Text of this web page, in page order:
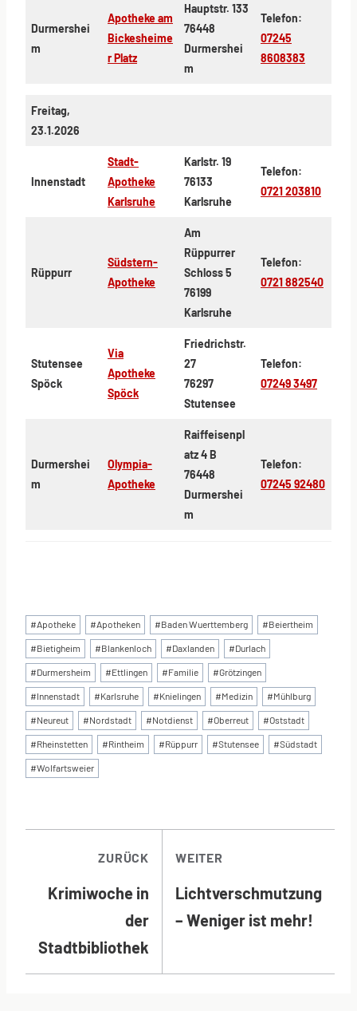
Durmershei
m
Apotheke am
Bickesheime
r Platz
Hauptstr. 133
76448
Durmershei
m
Telefon:
07245
8608383
Freitag,
23.1.2026
Innenstadt
Stadt-
Apotheke
Karlsruhe
Karlstr. 19
76133
Karlsruhe
Telefon:
0721 203810
Rüppurr
Südstern-
Apotheke
Am
Rüppurrer
Schloss 5
76199
Karlsruhe
Telefon:
0721 882540
Stutensee
Spöck
Via
Apotheke
Spöck
Friedrichstr.
27
76297
Stutensee
Telefon:
07249 3497
Durmershei
m
Olympia-
Apotheke
Raiffeisenpl
atz 4 B
76448
Durmershei
m
Telefon:
07245 92480
Schlagworte:
#Apotheke #Apotheken #Baden Wuerttemberg #Beiertheim
#Bietigheim #Blankenloch #Daxlanden #Durlach
#Durmersheim #Ettlingen #Familie #Grötzingen
#Innenstadt #Karlsruhe #Knielingen #Medizin #Mühlburg
#Neureut #Nordstadt #Notdienst #Oberreut #Oststadt
#Rheinstetten #Rintheim #Rüppurr #Stutensee #Südstadt
#Wolfartsweier
ZURÜCK
Krimiwoche in
der
Stadtbibliothek
WEITER
Lichtverschmutzung
– Weniger ist mehr!